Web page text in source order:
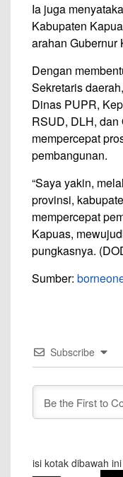
Ia juga
Kabupaten
arahan Gubernur
Dengan
Sekretaris
Dinas PUPR,
RSUD, DLH,
mempercepat
pembangunan.
“Saya yakin,
provinsi,
mempercepat
Kapuas,
pungkasnya.
Sumber:
Subscribe
isi kotak dibawah